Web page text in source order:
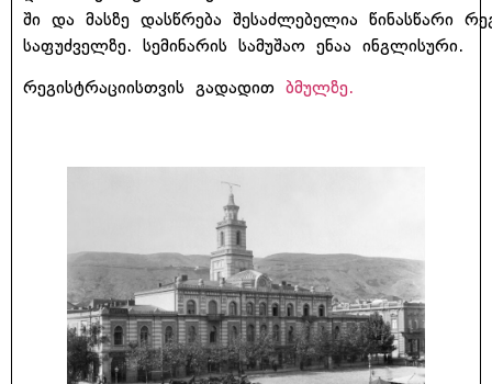
ში და მასზე დასწრება შესაძლებელია წინასწარი
საფუძველზე. სემინარის სამუშაო ენაა ინგლისური.
რეგისტრაციისთვის გადადით ბმულზე.